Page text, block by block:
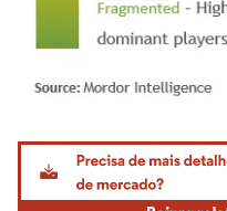
Imagem © Mordor Intelligence. O